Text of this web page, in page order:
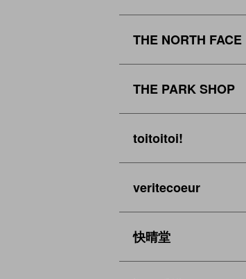
THE NORTH FACE
THE PARK SHOP
toitoitoi!
veritecoeur
快晴堂